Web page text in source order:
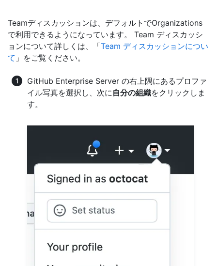
Teamディスカッションは、デフォルトでOrganizations
で利用できるようになっています。 Team ディスカッシ
ョンについて詳しくは、「Team ディスカッションについ
て 」をご覧ください。
GitHub Enterprise Server の右上隅にあるプロファ
イル写真を選択し、次に自分の組織をクリックしま
す。